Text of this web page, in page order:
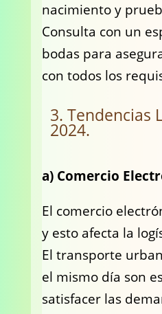
nacimiento y
Consulta con un
bodas para
con todos los
3. Tendencias
2024.
a) Comercio
El comercio
y esto afecta la
El transporte
el mismo día son
satisfacer las